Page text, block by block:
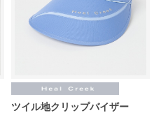
ツイル地クリップバイザー